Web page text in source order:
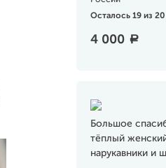
Осталось 19 из 20
4 000 a
Большое
тёплый
нарукавники и